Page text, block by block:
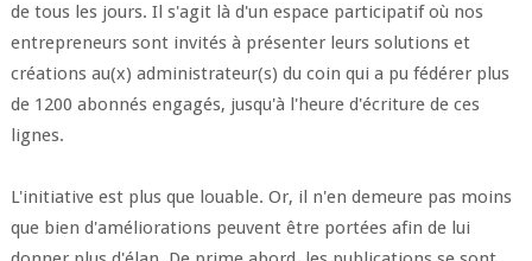
de tous les jours. Il s'agit là d'un espace participatif où nos
entrepreneurs sont invités à présenter leurs solutions et
créations au(x) administrateur(s) du coin qui a pu fédérer plus
de 1200 abonnés engagés, jusqu'à l'heure d'écriture de ces
lignes.
L'initiative est plus que louable. Or, il n'en demeure pas moins
que bien d'améliorations peuvent être portées afin de lui